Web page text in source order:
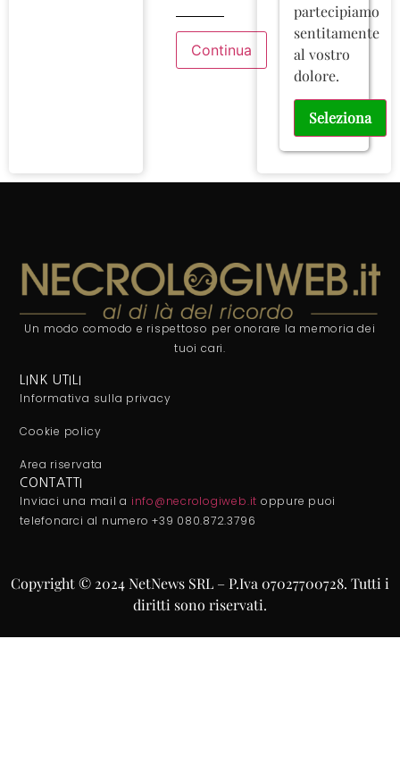
partecipiamo
sentitamente
al vostro
dolore.
Seleziona
Un modo comodo e rispettoso per onorare la memoria dei
tuoi cari.
LINK UTILI
Informativa sulla privacy
Cookie policy
Area riservata
CONTATTI
Inviaci una mail a info@necrologiweb.it oppure puoi
telefonarci al numero +39 080.872.3796
Copyright © 2024 NetNews SRL – P.Iva 07027700728. Tutti i
diritti sono riservati.